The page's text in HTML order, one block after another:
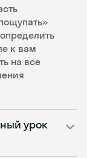
к вам
на все
урок